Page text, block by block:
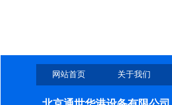
网站首页 关于我们